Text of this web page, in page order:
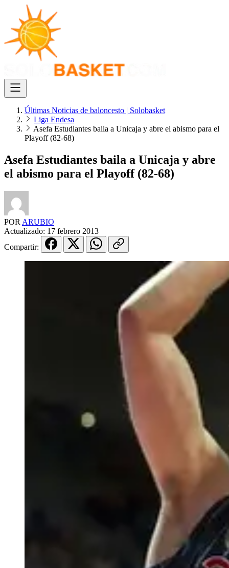
Últimas Noticias de baloncesto | Solobasket
Liga Endesa
Asefa Estudiantes baila a Unicaja y abre el abismo para el
Playoff (82-68)
Asefa Estudiantes baila a Unicaja y abre
el abismo para el Playoff (82-68)
POR ARUBIO
Actualizado: 17 febrero 2013
Compartir: